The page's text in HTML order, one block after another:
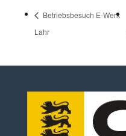
Betriebsbesuch E-Werk
Lahr